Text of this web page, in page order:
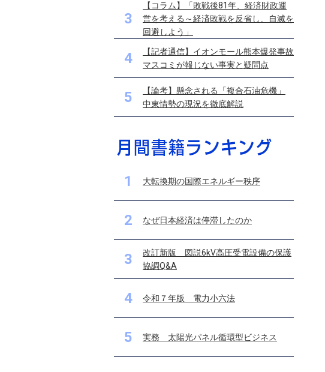
3
【コラム】「敗戦後81年、経済財政運
営を考える～経済敗戦を反省し、自滅を
回避しよう」
4
【記者通信】イオンモール熊本爆発事故
マスコミが報じない事実と疑問点
5
【論考】懸念される「複合石油危機」
中東情勢の現況を徹底解説
1 大転換期の国際エネルギー秩序
2 なぜ日本経済は停滞したのか
3
改訂新版 図説6kV高圧受電設備の保護
協調Q&A
4 令和７年版 電力小六法
5 実務 太陽光パネル循環型ビジネス